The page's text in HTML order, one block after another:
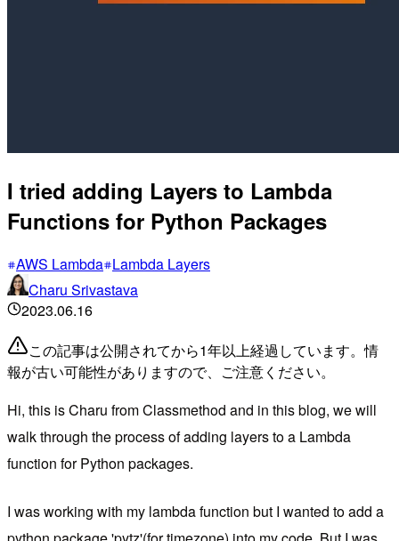
I tried adding Layers to Lambda
Functions for Python Packages
AWS Lambda Lambda Layers
Charu Srivastava
2023.06.16
この記事は公開されてから1年以上経過しています。情
報が古い可能性がありますので、ご注意ください。
Hi, this is Charu from Classmethod and in this blog, we will
walk through the process of adding layers to a Lambda
function for Python packages.
I was working with my lambda function but I wanted to add a